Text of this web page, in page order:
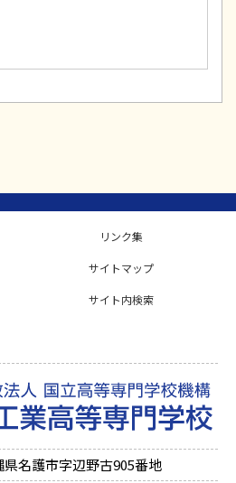
リンク集
サイトマップ
サイト内検索
県名護市字辺野古905番地